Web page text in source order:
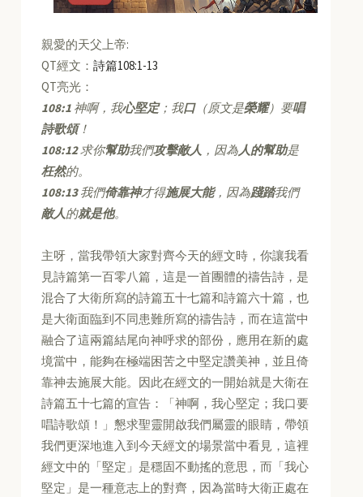
親愛的天父上帝:
QT經文：詩篇108:1-13
QT亮光：
108:1 神啊，我心堅定；我口（原文是榮耀）要唱
詩歌頌！
108:12求你幫助我們攻擊敵人 ，因為人的幫助是
枉然的。
108:13我們倚靠神才得施展大能，因為踐踏我們
敵人的就是他。
主呀，當我帶領大家對齊今天的經文時，你讓我看
見詩篇第一百零八篇，這是一首團體的禱告詩，是
混合了大衛所寫的詩篇五十七篇和詩篇六十篇，也
是大衛面臨到不同患難所寫的禱告詩，而在這當中
融合了這兩篇結尾向神呼求的部份，應用在新的處
境當中，能夠在極端困苦之中堅定讚美神，並且倚
靠神去施展大能。因此在經文的一開始就是大衛在
詩篇五十七篇的宣告：「神啊，我心堅定；我口要
唱詩歌頌！」懇求聖靈開啟我們屬靈的眼睛，帶領
我們更深地進入到今天經文的場景當中看見，這裡
經文中的「堅定」是穩固不動搖的意思，而「我心
堅定」是一種意志上的對齊，因為當時大衛正處在